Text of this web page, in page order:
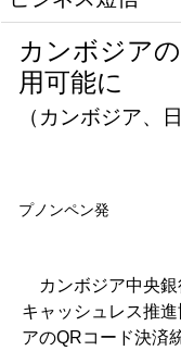
カンボジア
用可能に
（カンボジア、日
プノンペン発
カンボジア中央
キャッシュレス推
アのQRコード決済